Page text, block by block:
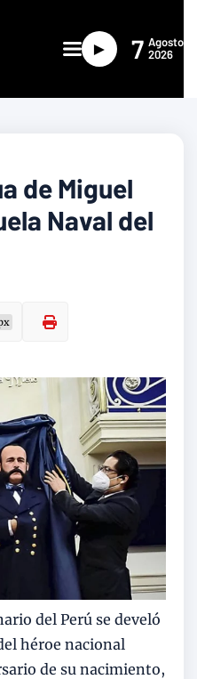
► 7 Agosto
2026
de Miguel
Naval del
del Perú se develó
héroe nacional
de su nacimiento,